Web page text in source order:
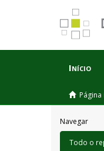
Início
Página
Navegar
Todo o